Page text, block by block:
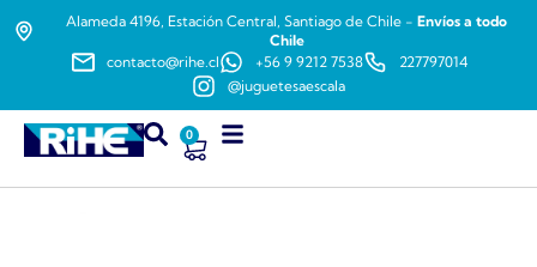
Alameda 4196, Estación Central, Santiago de Chile - Envíos a todo
Chile
contacto@rihe.cl
+56 9 9212 7538
227797014
@juguetesaescala
0